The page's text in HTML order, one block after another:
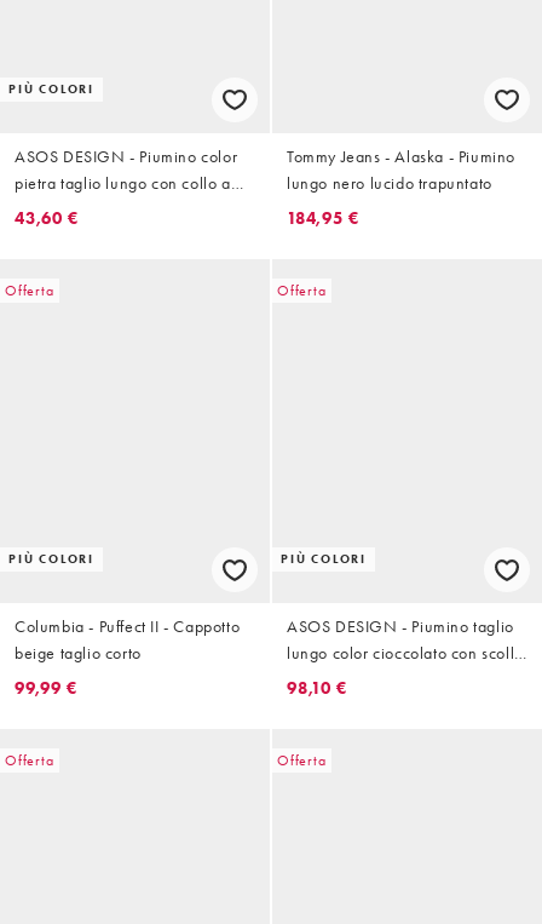
PIÙ COLORI
ASOS DESIGN - Piumino color
pietra taglio lungo con collo a
imbuto
43,60 €
Tommy Jeans - Alaska - Piumino
lungo nero lucido trapuntato
184,95 €
Offerta
PIÙ COLORI
Columbia - Puffect II - Cappotto
beige taglio corto
99,99 €
Offerta
PIÙ COLORI
ASOS DESIGN - Piumino taglio
lungo color cioccolato con scollo
a imbuto
98,10 €
Offerta Offerta